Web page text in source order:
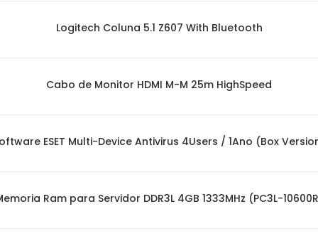
Logitech Coluna 5.1 Z607 With Bluetooth
Cabo de Monitor HDMI M-M 25m HighSpeed
ESET Multi-Device Antivirus 4Users / 1Ano (Box
Ram para Servidor DDR3L 4GB 1333MHz (PC3L-